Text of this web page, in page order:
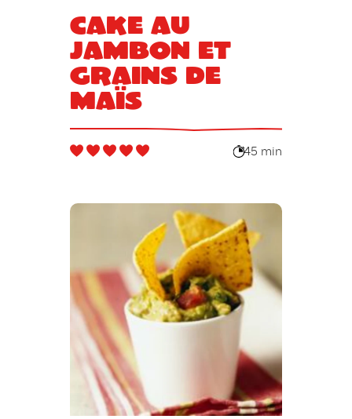
Cake au
jambon et
grains de
maïs
45 min